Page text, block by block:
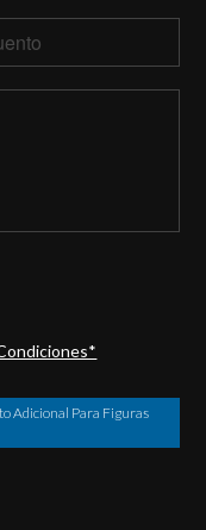
Adicional Para Figuras